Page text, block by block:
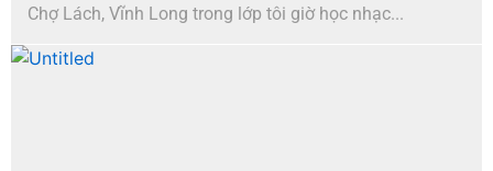
Chợ Lách, Vĩnh Long trong lớp tôi giờ học nhạc...